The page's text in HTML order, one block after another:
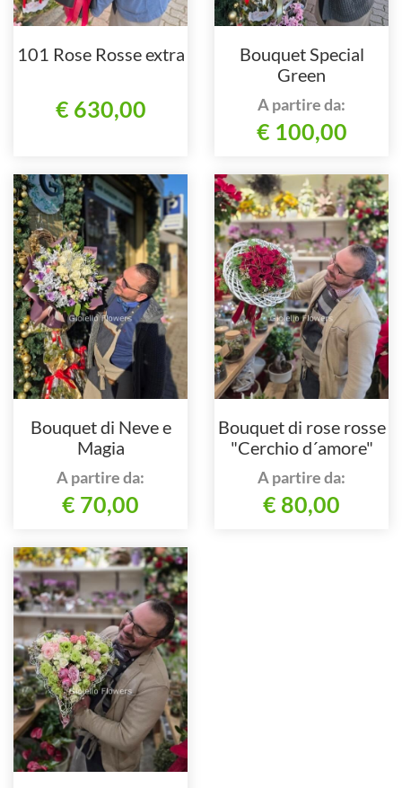
101 Rose Rosse extra
€ 630,00
Bouquet Special
Green
A partire da:
€ 100,00
Bouquet di Neve e
Magia
A partire da:
€ 70,00
Bouquet di rose rosse
"Cerchio d´amore"
A partire da:
€ 80,00